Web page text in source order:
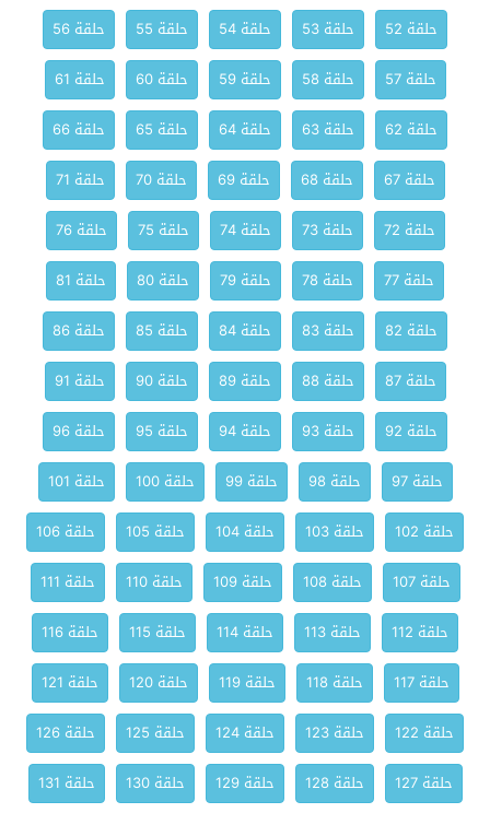
حلقة 52
حلقة 53 حلقة 54 حلقة 55
حلقة 56
حلقة 57
حلقة 58 حلقة 59 حلقة 60
حلقة 61
حلقة 62
حلقة 63 حلقة 64 حلقة 65
حلقة 66
حلقة 67
حلقة 68 حلقة 69 حلقة 70
حلقة 71
حلقة 72
حلقة 73 حلقة 74 حلقة 75
حلقة 76
حلقة 77
حلقة 78 حلقة 79 حلقة 80
حلقة 81
حلقة 82
حلقة 83 حلقة 84 حلقة 85
حلقة 86
حلقة 87
حلقة 88 حلقة 89 حلقة 90
حلقة 91
حلقة 92
حلقة 93 حلقة 94 حلقة 95
حلقة 96
حلقة 97
حلقة 98 حلقة 99 حلقة 100
حلقة 101
حلقة 102
حلقة 103 حلقة 104 حلقة 105
حلقة 106
حلقة 107
حلقة 108 حلقة 109 حلقة 110
حلقة 111
حلقة 112
حلقة 113 حلقة 114 حلقة 115
حلقة 116
حلقة 117
حلقة 118 حلقة 119 حلقة 120
حلقة 121
حلقة 122
حلقة 123 حلقة 124 حلقة 125
حلقة 126
حلقة 127
حلقة 128 حلقة 129 حلقة 130 حلقة 131